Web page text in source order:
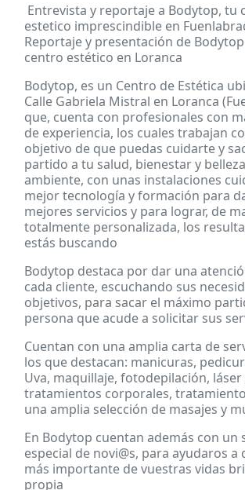
Entrevista y reportaje a Bodytop, tu
estetico imprescindible en
Reportaje y presentación de
centro estético en Loranca
Bodytop, es un Centro de Estética
Calle Gabriela Mistral en Loranca
que, cuenta con profesionales con
de experiencia, los cuales trabajan
objetivo de que puedas cuidarte y
partido a tu salud, bienestar y
ambiente, con unas instalaciones
mejor tecnología y formación para
mejores servicios y para lograr, de
totalmente personalizada, los
estás buscando
Bodytop destaca por dar una
cada cliente, escuchando sus
objetivos, para sacar el máximo
persona que acude a solicitar sus
Cuentan con una amplia carta de
los que destacan: manicuras,
Uva, maquillaje, fotodepilación,
tratamientos corporales,
una amplia selección de masajes y
En Bodytop cuentan además con un
especial de novi@s, para ayudaros a
más importante de vuestras vidas
propia